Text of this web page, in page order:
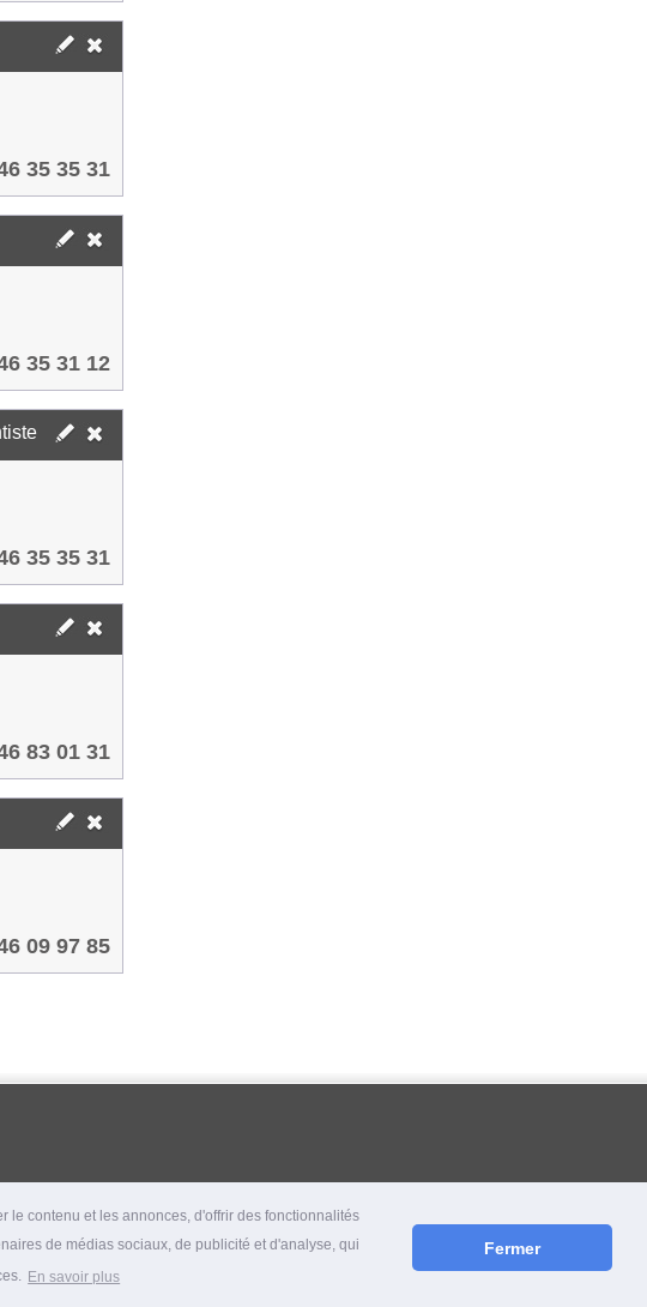
le contenu et les annonces, d'offrir des fonctionnalités
de médias sociaux, de publicité et d'analyse, qui
En savoir plus
Fermer
35 35 31
35 31 12
35 35 31
83 01 31
09 97 85